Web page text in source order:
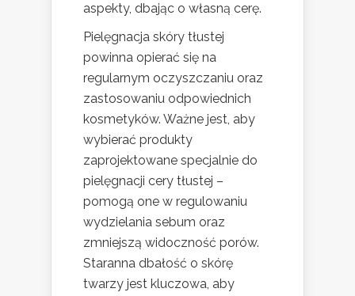
aspekty, dbając o własną cerę.
Pielęgnacja skóry tłustej
powinna opierać się na
regularnym oczyszczaniu oraz
zastosowaniu odpowiednich
kosmetyków. Ważne jest, aby
wybierać produkty
zaprojektowane specjalnie do
pielęgnacji cery tłustej –
pomogą one w regulowaniu
wydzielania sebum oraz
zmniejszą widoczność porów.
Staranna dbałość o skórę
twarzy jest kluczowa, aby